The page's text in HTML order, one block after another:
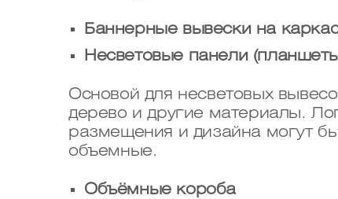
Баннерные вывески на
Несветовые панели
Основой для несветовых
дерево и другие материалы.
размещения и дизайна могут
объемные.
Объёмные короба